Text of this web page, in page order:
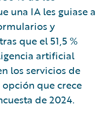
una IA les guiase a
y
que el 51,5 %
artificial
los servicios de
que crece
de 2024.